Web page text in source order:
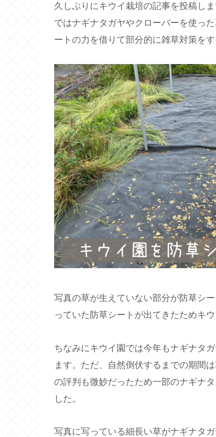
久しぶりにキウイ栽培の記事を投稿しま
ではナギナタガヤやクローバーを使っ
ートの力を借りて部分的に雑草対策をす
写真の草が生えていない部分が防草シ
っていた防草シートが出てきたためキ
ちなみにキウイ園では今年もナギナタ
ます。ただ、自然倒伏するまでの期間
の評判も微妙だったため一部のナギナ
した。
写真に写っている細長い草がナギナタ